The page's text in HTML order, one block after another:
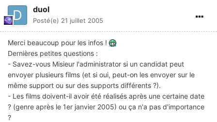
duol
Posté(e) 21 juillet 2005
Merci beaucoup pour les infos !
Dernières petites questions :
- Savez-vous Misieur l'administrator si un candidat peut
envoyer plusieurs films (et si oui, peut-on les envoyer sur le
même support ou sur des supports différents ?).
- Les films doivent-il avoir été réalisés après une certaine date
? (genre après le 1er janvier 2005) ou ça n'a pas d'importance
?